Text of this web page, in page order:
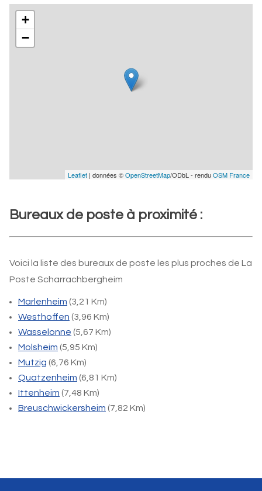
+
−
Leaflet | données ©OpenStreetMap/ODbL - renduOSM France
Bureaux de poste à proximité :
Voici la liste des bureaux de poste les plus proches de La
Poste Scharrachbergheim
Marlenheim (3,21 Km)
Westhoffen (3,96 Km)
Wasselonne (5,67 Km)
Molsheim (5,95 Km)
Mutzig (6,76 Km)
Quatzenheim (6,81 Km)
Ittenheim (7,48 Km)
Breuschwickersheim (7,82 Km)